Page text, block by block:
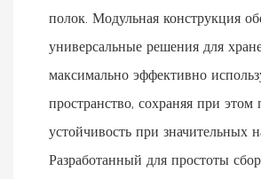
полок. Модульная конструкция
универсальные решения для
максимально эффективно
пространство, сохраняя при этом
устойчивость при значительных
Разработанный для простоты